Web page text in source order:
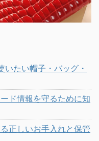
たい帽子・バッグ・
ド情報を守るために知
正しいお手入れと保管